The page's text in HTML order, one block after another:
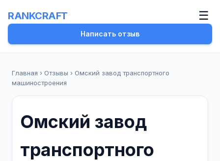
RANKCRAFT ☰
Написать отзыв
Главная › Отзывы › Омский завод транспортного
машиностроения
Омский завод
транспортного